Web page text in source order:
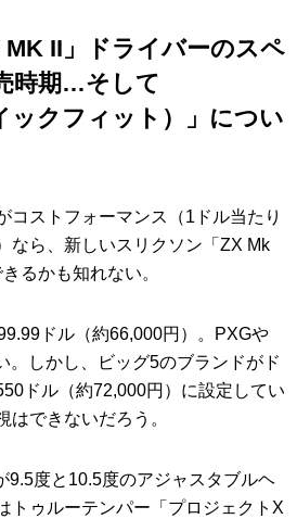
II」ドライバーのスペ
時期…そして
ックフィット）」につい
コストフォーマンス（1ドル当たり
なら、新しいスリクソン「ZX Mk
るかも知れない。
ドル（約66,000円）。PXGや
。しかし、ビッグ5のブランドがド
ドル（約72,000円）に設定してい
はできないだろう。
9.5度と10.5度のアジャスタブルヘ
トゥルーテンパー「プロジェクトX